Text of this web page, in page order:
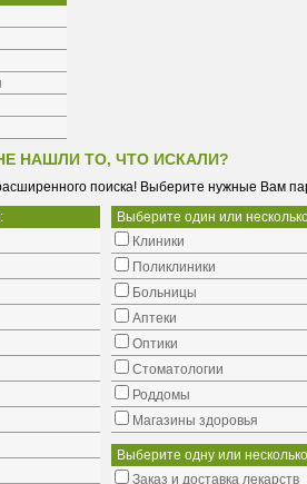
НАШЛИ ТО, ЧТО ИСКАЛИ?
поиска! Выберите нужные Вам
Выберите один или
Клиники
Поликлиники
Больницы
Аптеки
Оптики
Стоматологии
Роддомы
Магазины здоровья
Выберите одну или
Заказ и доставка лекарств